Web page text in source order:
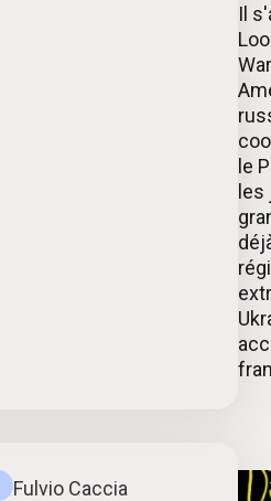
Il
le
les
Fulvio Caccia